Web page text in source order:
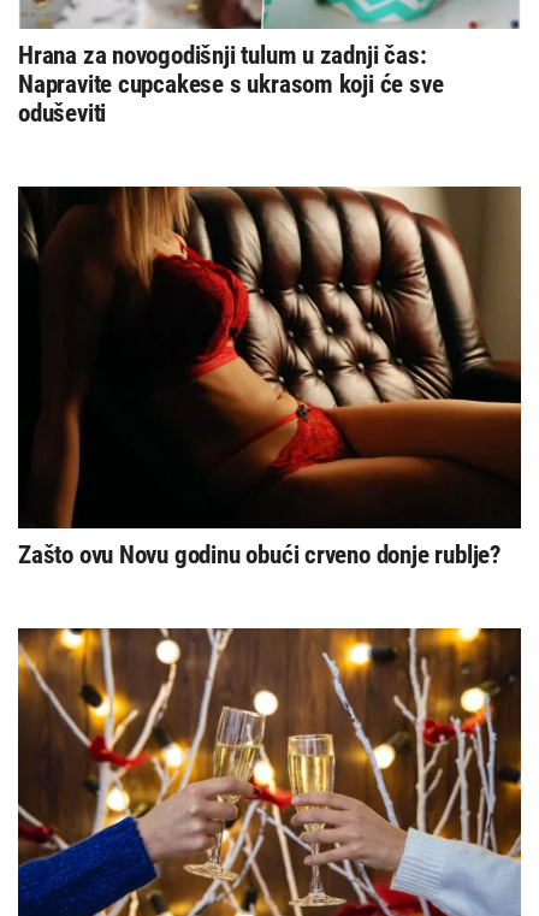
Hrana za novogodišnji tulum u zadnji čas:
Napravite cupcakese s ukrasom koji će sve
oduševiti
Zašto ovu Novu godinu obući crveno donje rublje?